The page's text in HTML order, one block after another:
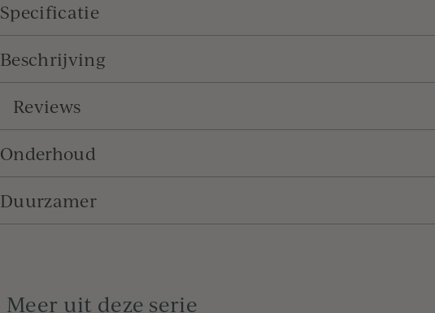
Specificatie
Beschrijving
Reviews
Onderhoud
Duurzamer
Meer uit deze serie